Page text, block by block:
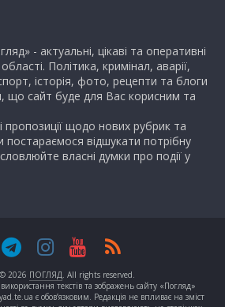
- актуальні, цікаві та оперативні
Політика, кримінал, аварії,
історія, фото, рецепти та блоги
що сайт буде для Вас корисним та
пропозиції щодо нових рубрик та
відшукати потрібну
власні думки про події у
2026 ПОГЛЯД. All rights reserved.
текстів та зображень сайту «Погляд»
є обов’язковим. Редакція не впливає на зміст